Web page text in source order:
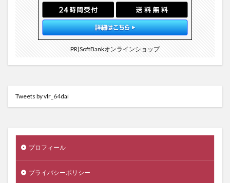
PR)SoftBankオンラインショップ
Tweets by vlr_64dai
プロフィール
プライバシーポリシー